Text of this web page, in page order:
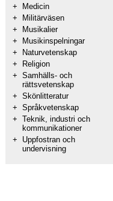
+
Medicin
+
Militärväsen
+
Musikalier
+
Musikinspelningar
+
Naturvetenskap
+
Religion
+ Samhälls- och
rättsvetenskap
+ Skönlitteratur
+ Språkvetenskap
+ Teknik, industri och
kommunikationer
+
Uppfostran och
undervisning